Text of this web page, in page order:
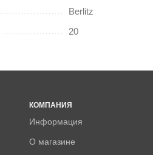
Berlitz
20
КОМПАНИЯ
Информация
О магазине